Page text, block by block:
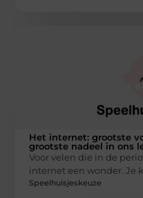
Het internet: grootste
grootste nadeel in ons
Voor velen die in de
internet een wonder. Je
Speelhuisjeskeuze